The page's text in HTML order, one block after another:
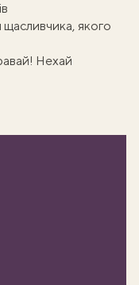
якого
Нехай